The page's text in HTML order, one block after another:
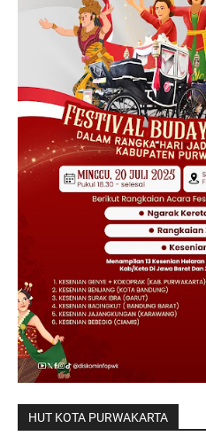
HUT KOTA PURWAKARTA